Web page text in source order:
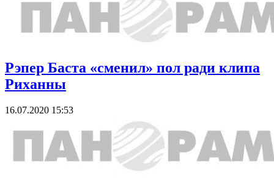
Рэпер Баста «сменил» пол ради клипа
Риханны
16.07.2020 15:53